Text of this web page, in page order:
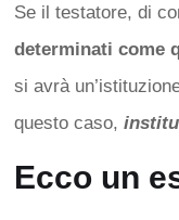
Se il testatore, di
determinati come
si avrà
questo caso,
Ecco un